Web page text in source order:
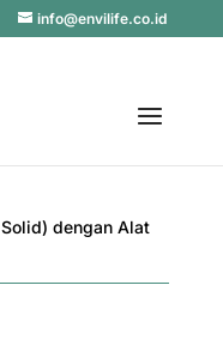
info@envilife.co.id